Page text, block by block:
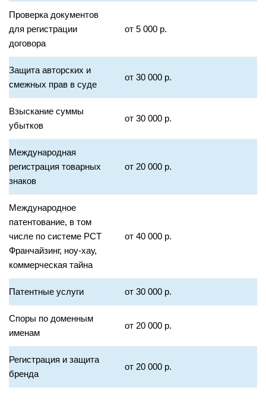
Проверка документов
для регистрации
договора
от 5 000 р.
Защита авторских и
смежных прав в суде
от 30 000 р.
Взыскание суммы
убытков
от 30 000 р.
Международная
регистрация товарных
знаков
от 20 000 р.
Международное
патентование, в том
числе по системе PCT
Франчайзинг, ноу-хау,
коммерческая тайна
от 40 000 р.
Патентные услуги от 30 000 р.
Споры по доменным
именам
от 20 000 р.
Регистрация и защита
бренда
от 20 000 р.